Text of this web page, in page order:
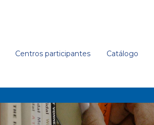
Centros participantes Catálogo